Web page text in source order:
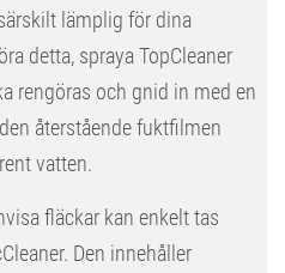
lämplig för dina
detta, spraya TopCleaner
rengöras och gnid in med en
återstående fuktfilmen
vatten.
fläckar kan enkelt tas
Den innehåller